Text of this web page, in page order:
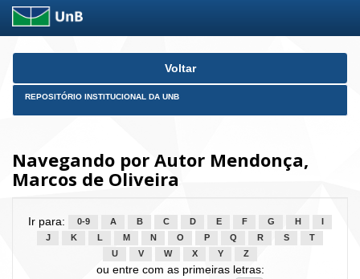
Skip
Voltar
REPOSITÓRIO INSTITUCIONAL DA UNB
Navegando por Autor Mendonça,
Marcos de Oliveira
Ir para: 0-9 A B C D E F G H
J
K L M N O P Q R S
T
U
V W X Y Z
ou entre com as primeiras letras: